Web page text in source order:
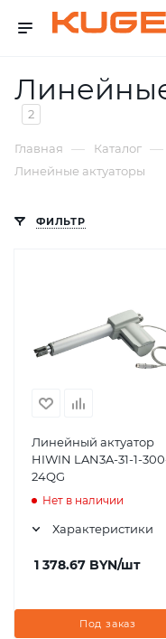
2
Главная — Каталог —
Линейные актуаторы
ФИЛЬТР
Линейный актуатор
HIWIN LAN3A-31-1-
24QG
Нет в наличии
Характеристики
1 378.67 BYN/шт
Под заказ